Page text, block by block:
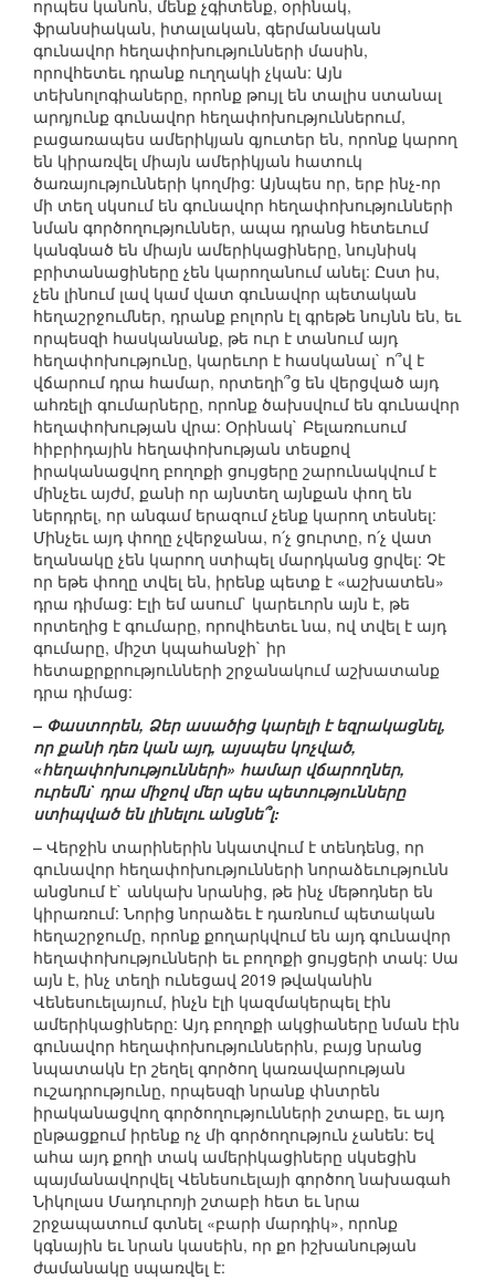
որպես կանոն, մենք չգիտենք, օրինակ,
ֆրանսիական, իտալական, գերմանական
գունավոր հեղափոխությունների մասին,
որովհետեւ դրանք ուղղակի չկան: Այն
տեխնոլոգիաները, որոնք թույլ են տալիս ստանալ
արդյունք գունավոր հեղափոխություններում,
բացառապես ամերիկյան գյուտեր են, որոնք կարող
են կիրառվել միայն ամերիկյան հատուկ
ծառայությունների կողմից: Այնպես որ, երբ ինչ-որ
մի տեղ սկսում են գունավոր հեղափոխությունների
նման գործողություններ, ապա դրանց հետեւում
կանգնած են միայն ամերիկացիները, նույնիսկ
բրիտանացիները չեն կարողանում անել: Ըստ իս,
չեն լինում լավ կամ վատ գունավոր պետական
հեղաշրջումներ, դրանք բոլորն էլ գրեթե նույնն են, եւ
որպեսզի հասկանանք, թե ուր է տանում այդ
հեղափոխությունը, կարեւոր է հասկանալ` ո՞վ է
վճարում դրա համար, որտեղի՞ց են վերցված այդ
ահռելի գումարները, որոնք ծախսվում են գունավոր
հեղափոխության վրա: Օրինակ` Բելառուսում
հիբրիդային հեղափոխության տեսքով
իրականացվող բողոքի ցույցերը շարունակվում է
մինչեւ այժմ, քանի որ այնտեղ այնքան փող են
ներդրել, որ անգամ երազում չենք կարող տեսնել:
Մինչեւ այդ փողը չվերջանա, ո՛չ ցուրտը, ո՛չ վատ
եղանակը չեն կարող ստիպել մարդկանց ցրվել: Չէ
որ եթե փողը տվել են, իրենք պետք է «աշխատեն»
դրա դիմաց: Էլի եմ ասում` կարեւորն այն է, թե
որտեղից է գումարը, որովհետեւ նա, ով տվել է այդ
գումարը, միշտ կպահանջի` իր
հետաքրքրությունների շրջանակում աշխատանք
դրա դիմաց:
– Փաստորեն, Ձեր ասածից կարելի է եզրակացնել,
որ քանի դեռ կան այդ, այսպես կոչված,
«հեղափոխությունների» համար վճարողներ,
ուրեմն` դրա միջով մեր պես պետությունները
ստիպված են լինելու անցնե՞լ:
– Վերջին տարիներին նկատվում է տենդենց, որ
գունավոր հեղափոխությունների նորաձեւությունն
անցնում է` անկախ նրանից, թե ինչ մեթոդներ են
կիրառում: Նորից նորաձեւ է դառնում պետական
հեղաշրջումը, որոնք քողարկվում են այդ գունավոր
հեղափոխությունների եւ բողոքի ցույցերի տակ: Սա
այն է, ինչ տեղի ունեցավ 2019 թվականին
Վենեսուելայում, ինչն էլի կազմակերպել էին
ամերիկացիները: Այդ բողոքի ակցիաները նման էին
գունավոր հեղափոխություններին, բայց նրանց
նպատակն էր շեղել գործող կառավարության
ուշադրությունը, որպեսզի նրանք փնտրեն
իրականացվող գործողությունների շտաբը, եւ այդ
ընթացքում իրենք ոչ մի գործողություն չանեն: Եվ
ահա այդ քողի տակ ամերիկացիները սկսեցին
պայմանավորվել Վենեսուելայի գործող նախագահ
Նիկոլաս Մադուրոյի շտաբի հետ եւ նրա
շրջապատում գտնել «բարի մարդիկ», որոնք
կգնային եւ նրան կասեին, որ քո իշխանության
ժամանակը սպառվել է: